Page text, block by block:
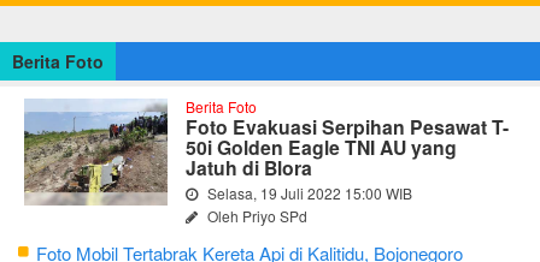
Berita Foto
Berita Foto
Foto Evakuasi Serpihan Pesawat T-
50i Golden Eagle TNI AU yang
Jatuh di Blora
Selasa, 19 Juli 2022 15:00 WIB
Oleh Priyo SPd
Foto Mobil Tertabrak Kereta Api di Kalitidu, Bojonegoro